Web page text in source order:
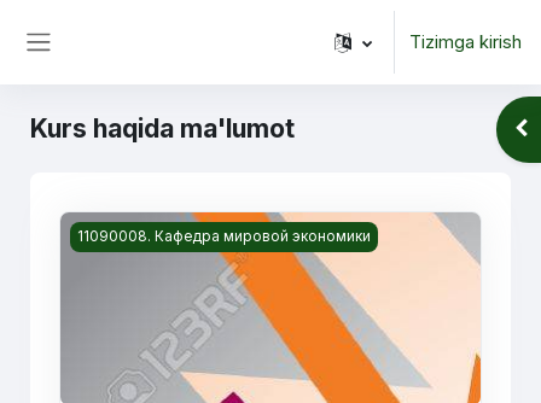
Tizimga kirish
Kurs haqida ma'lumot
Kurs rasmi Мировая экономика (ФИнЯз_Бакалавр)
11090008. Кафедра мировой экономики